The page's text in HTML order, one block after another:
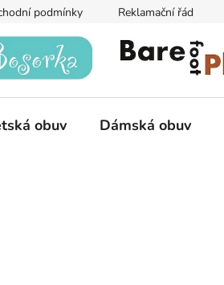
podmínky Reklamační řád
obuv Dámská obuv